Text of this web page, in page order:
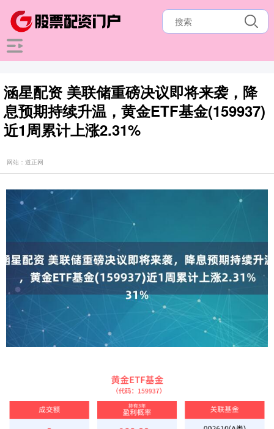
涵星配资 美联储重磅决议即将来袭，降
息预期持续升温，黄金ETF基金(159937)
近1周累计上涨2.31%
网站：道正网